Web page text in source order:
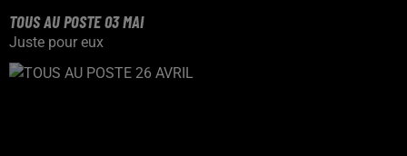
TOUS AU POSTE 03 MAI
Juste pour eux